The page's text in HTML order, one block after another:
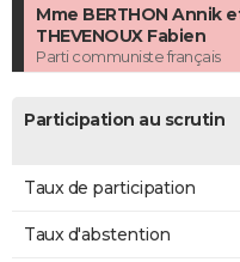
Mme BERTHON Annik
THEVENOUX Fabien
Parti communiste français
Participation au scrutin
Taux de participation
Taux d'abstention